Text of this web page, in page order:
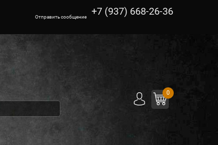
Отправить сообщение +7 (937) 668-26-36
0